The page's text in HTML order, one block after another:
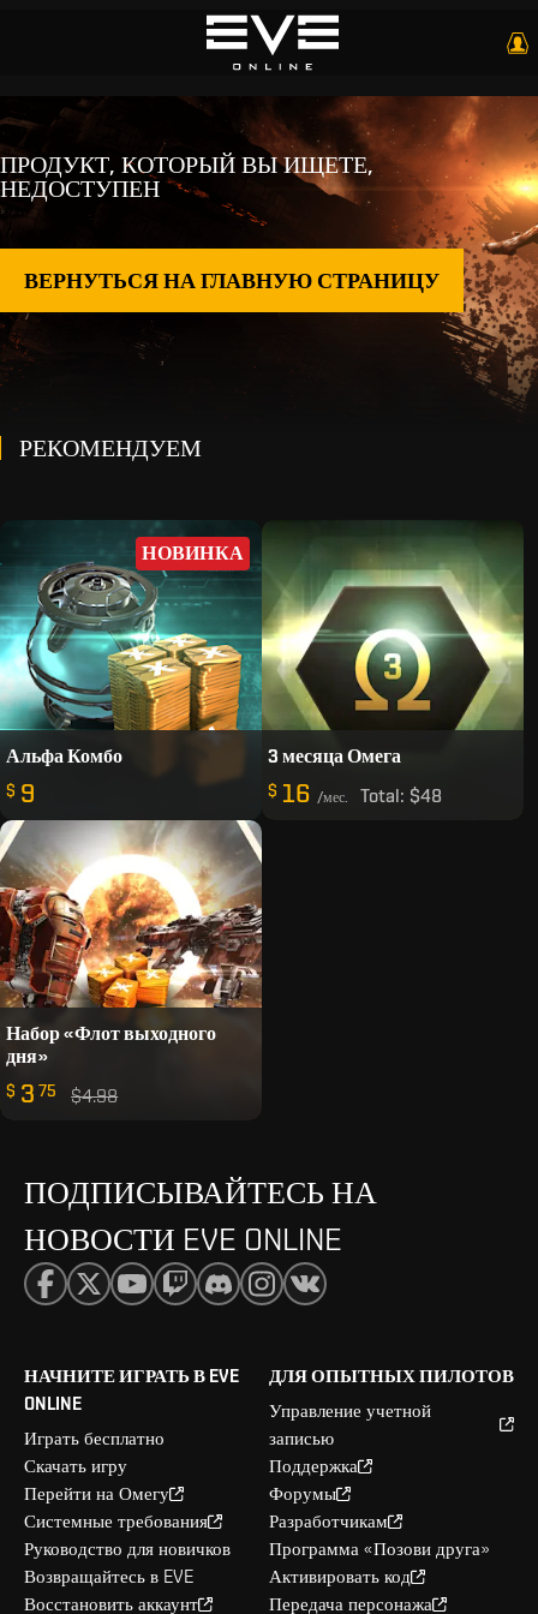
ПРОДУКТ, КОТОРЫЙ ВЫ ИЩЕТЕ,
НЕДОСТУПЕН
ВЕРНУТЬСЯ НА ГЛАВНУЮ СТРАНИЦУ
РЕКОМЕНДУЕМ
НОВИНКА
Альфа Комбо
$ 9
3 месяца Омега
$ 16 /мес. Total: $48
Набор «Флот выходного
дня»
$ 3 75 $4.98
ПОДПИСЫВАЙТЕСЬ НА
НОВОСТИ EVE ONLINE
НАЧНИТЕ ИГРАТЬ В EVE
ONLINE
Играть бесплатно
Скачать игру
Перейти на Омегу
Системные требования
Руководство для новичков
Возвращайтесь в EVE
Восстановить аккаунт
ДЛЯ ОПЫТНЫХ ПИЛОТОВ
Управление учетной
записью
Поддержка
Форумы
Разработчикам
Программа «Позови друга»
Активировать код
Передача персонажа